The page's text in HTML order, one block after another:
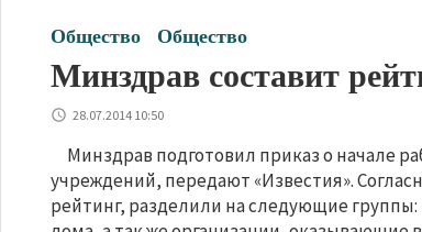
Общество Общество
Минздрав составит
28.07.2014 10:50
Минздрав подготовил приказ о начале
учреждений, передают «Известия».
рейтинг, разделили на следующие